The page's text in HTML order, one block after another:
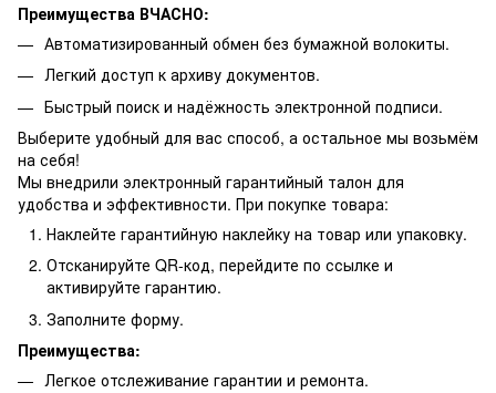
Преимущества ВЧАСНО:
Автоматизированный обмен без бумажной волокиты.
Легкий доступ к архиву документов.
Быстрый поиск и надёжность электронной подписи.
Выберите удобный для вас способ, а остальное мы возьмём
на себя!
Мы внедрили электронный гарантийный талон для
удобства и эффективности. При покупке товара:
Наклейте гарантийную наклейку на товар или упаковку.
Отсканируйте QR-код, перейдите по ссылке и
активируйте гарантию.
Заполните форму.
Преимущества:
Легкое отслеживание гарантии и ремонта.